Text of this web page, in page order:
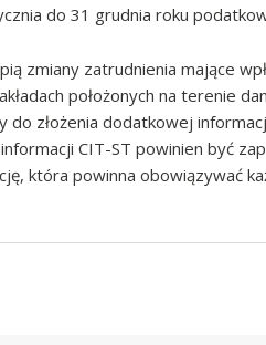
do 31 grudnia roku
zmiany zatrudnienia mające
położonych na terenie
złożenia dodatkowej
CIT-ST powinien być
która powinna obowiązywać